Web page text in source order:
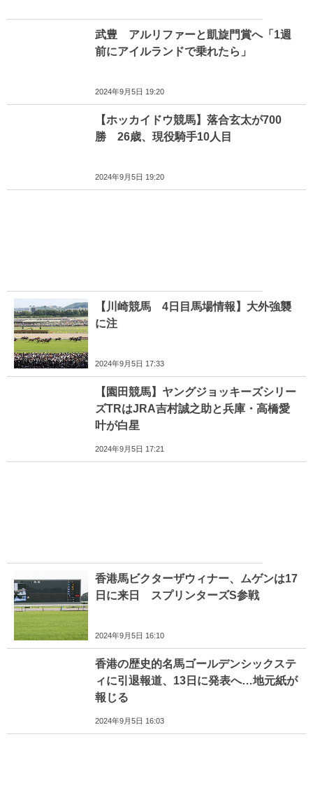
武豊 アルリファーと凱旋門賞へ「1週
前にアイルランドで乗れたら」
2024年9月5日 19:20
【ホッカイドウ競馬】落合玄太が700
勝 26歳、現役騎手10人目
2024年9月5日 19:20
【川崎競馬 4日目馬場情報】大外強襲
に注
2024年9月5日 17:33
【園田競馬】ヤングジョッキーズシリー
ズTRはJRA吉村誠之助と兵庫・高橋愛
叶が白星
2024年9月5日 17:21
香港馬ビクターザウィナー、ムゲンは17
日に来日 スプリンターズS参戦
2024年9月5日 16:10
香港の歴史的名馬ゴールデンシックステ
ィに引退報道、13日に発表へ…地元紙が
報じる
2024年9月5日 16:03